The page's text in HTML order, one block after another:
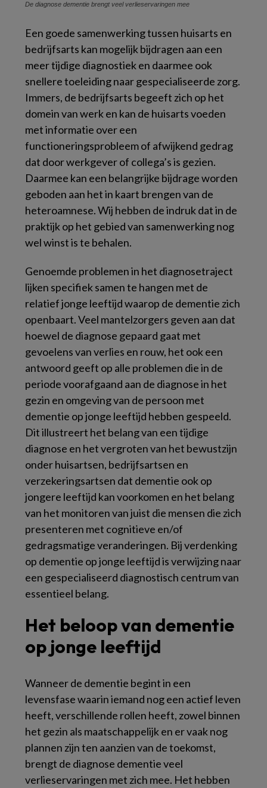
De diagnose dementie brengt veel verlieservaringen mee
Een goede samenwerking tussen huisarts en
bedrijfsarts kan mogelijk bijdragen aan een
meer tijdige diagnostiek en daarmee ook
snellere toeleiding naar gespecialiseerde zorg.
Immers, de bedrijfsarts begeeft zich op het
domein van werk en kan de huisarts voeden
met informatie over een
functioneringsprobleem of afwijkend gedrag
dat door werkgever of collega’s is gezien.
Daarmee kan een belangrijke bijdrage worden
geboden aan het in kaart brengen van de
heteroamnese. Wij hebben de indruk dat in de
praktijk op het gebied van samenwerking nog
wel winst is te behalen.
Genoemde problemen in het diagnosetraject
lijken specifiek samen te hangen met de
relatief jonge leeftijd waarop de dementie zich
openbaart. Veel mantelzorgers geven aan dat
hoewel de diagnose gepaard gaat met
gevoelens van verlies en rouw, het ook een
antwoord geeft op alle problemen die in de
periode voorafgaand aan de diagnose in het
gezin en omgeving van de persoon met
dementie op jonge leeftijd hebben gespeeld.
Dit illustreert het belang van een tijdige
diagnose en het vergroten van het bewustzijn
onder huisartsen, bedrijfsartsen en
verzekeringsartsen dat dementie ook op
jongere leeftijd kan voorkomen en het belang
van het monitoren van juist die mensen die zich
presenteren met cognitieve en/of
gedragsmatige veranderingen. Bij verdenking
op dementie op jonge leeftijd is verwijzing naar
een gespecialiseerd diagnostisch centrum van
essentieel belang.
Het beloop van dementie
op jonge leeftijd
Wanneer de dementie begint in een
levensfase waarin iemand nog een actief leven
heeft, verschillende rollen heeft, zowel binnen
het gezin als maatschappelijk en er vaak nog
plannen zijn ten aanzien van de toekomst,
brengt de diagnose dementie veel
verlieservaringen met zich mee. Het hebben